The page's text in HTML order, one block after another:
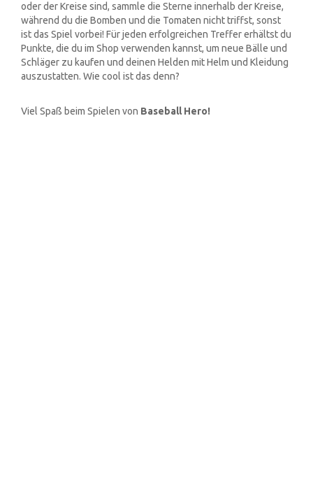
oder der Kreise sind, sammle die Sterne innerhalb der Kreise,
während du die Bomben und die Tomaten nicht triffst, sonst
ist das Spiel vorbei! Für jeden erfolgreichen Treffer erhältst du
Punkte, die du im Shop verwenden kannst, um neue Bälle und
Schläger zu kaufen und deinen Helden mit Helm und Kleidung
auszustatten. Wie cool ist das denn?
Viel Spaß beim Spielen von Baseball Hero!